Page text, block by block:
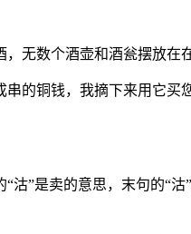
无数个酒壶和酒瓮摆放在
串的铜钱，我摘下来用它买
沽”是卖的意思，末句的“沽